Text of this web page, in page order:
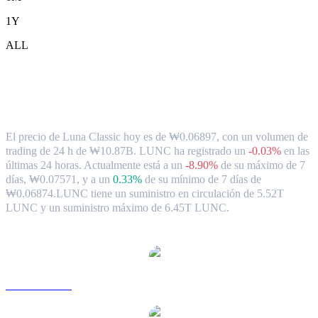
1Y
ALL
El precio de Luna Classic hoy es de ₩0.06897, con un volumen de
trading de 24 h de ₩10.87B. LUNC ha registrado un -0.03% en las
últimas 24 horas. Actualmente está a un -8.90% de su máximo de 7
días, ₩0.07571, y a un 0.33% de su mínimo de 7 días de
₩0.06874.LUNC tiene un suministro en circulación de 5.52T
LUNC y un suministro máximo de 6.45T LUNC.